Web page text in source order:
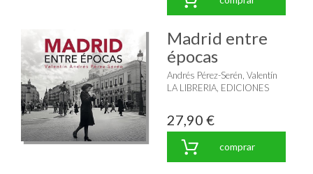
Madrid entre
épocas
Andrés Pérez-Serén, Valentín
LA LIBRERIA, EDICIONES
27,90 €
comprar